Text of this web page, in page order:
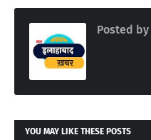
Posted by
YOU MAY LIKE THESE POSTS